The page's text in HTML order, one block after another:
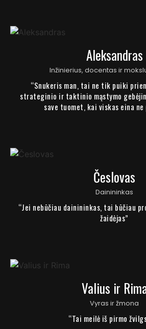
Aleksandras
Inžinierius, docentas ir
“Snukeris man, tai ne tik puiki
strateginio ir taktinio mąstymo
save tuomet, kai viskas eina ne
Česlovas
Dainininkas
“Jei nebūčiau dainininkas, tai būčiau
žaidėjas”
Valius ir
Vyras ir žmona
“Tai meilė iš pirmo